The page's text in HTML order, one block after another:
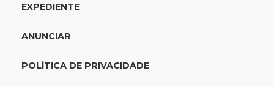
Escolas municipais lideram notas do Ensino
EXPEDIENTE
ANUNCIAR
POLÍTICA DE PRIVACIDADE